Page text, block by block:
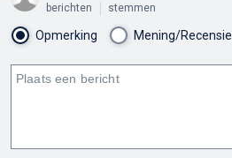
berichten stemmen
Opmerking Mening/Recensie